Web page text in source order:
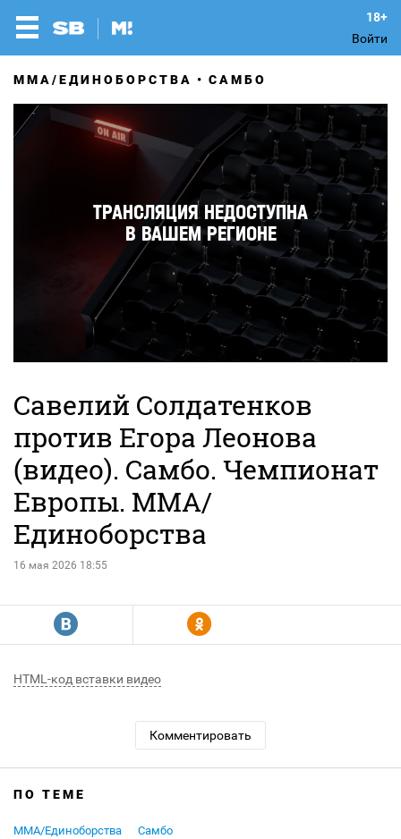
Войти
MMA/ЕДИНОБОРСТВА САМБО
Савелий Солдатенков
против Егора Леонова
(видео). Самбо. Чемпионат
Европы. MMA/
Единоборства
16 мая 2026 18:55
R Y
HTML-код вставки видео
Комментировать
ПО ТЕМЕ
MMA/Единоборства Самбо